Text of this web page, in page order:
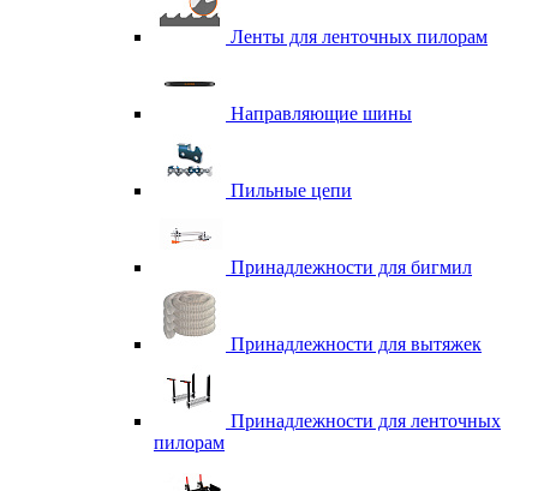
Ленты для ленточных пилорам
Направляющие шины
Пильные цепи
Принадлежности для бигмил
Принадлежности для вытяжек
Принадлежности для ленточных
пилорам